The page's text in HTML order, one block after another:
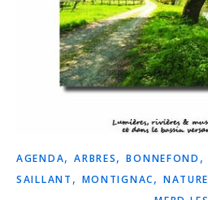
AGENDA,ARBRES,BONNEFOND ,
SAILLANT , MONTIGNAC, NATURE